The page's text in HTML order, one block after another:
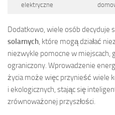
elektryczne
Dodatkowo, wiele osób decyduje
solarnych, które mogą działać
niezwykle pomocne w miejscach,
ograniczony. Wprowadzenie
życia może więc przynieść wiele
i ekologicznych, stając się
zrównoważonej przyszłości.